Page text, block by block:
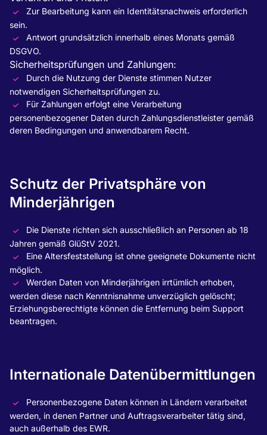
Zur Bearbeitung kann ein Identitätsnachweis erforderlich
sein.
Antwort grundsätzlich innerhalb eines Monats gemäß
DSGVO.
Sicherheitsprüfungen und Zahlungen:
Durch die Nutzung der Dienste stimmen Nutzer
notwendigen Sicherheitsprüfungen zu.
Für Zahlungen erfolgt eine Verarbeitung
personenbezogener Daten durch Zahlungsdienstleister gemäß
deren Bedingungen und anwendbarem Recht.
Schutz der Privatsphäre von
Minderjährigen
Die Dienste richten sich ausschließlich an Personen ab 18
Jahren gemäß GlüStV 2021.
Eine Altersfeststellung ist ohne geeignete Dokumente nicht
möglich.
Werden Daten von Minderjährigen irrtümlich erhoben,
werden diese nach Kenntnisnahme unverzüglich gelöscht;
Erziehungsberechtigte können die Entfernung beim Support
beantragen.
Internationale Datenübermittlungen
Personenbezogene Daten können in Ländern verarbeitet
werden, in denen Partner und Auftragsverarbeiter tätig sind,
auch außerhalb des EWR.